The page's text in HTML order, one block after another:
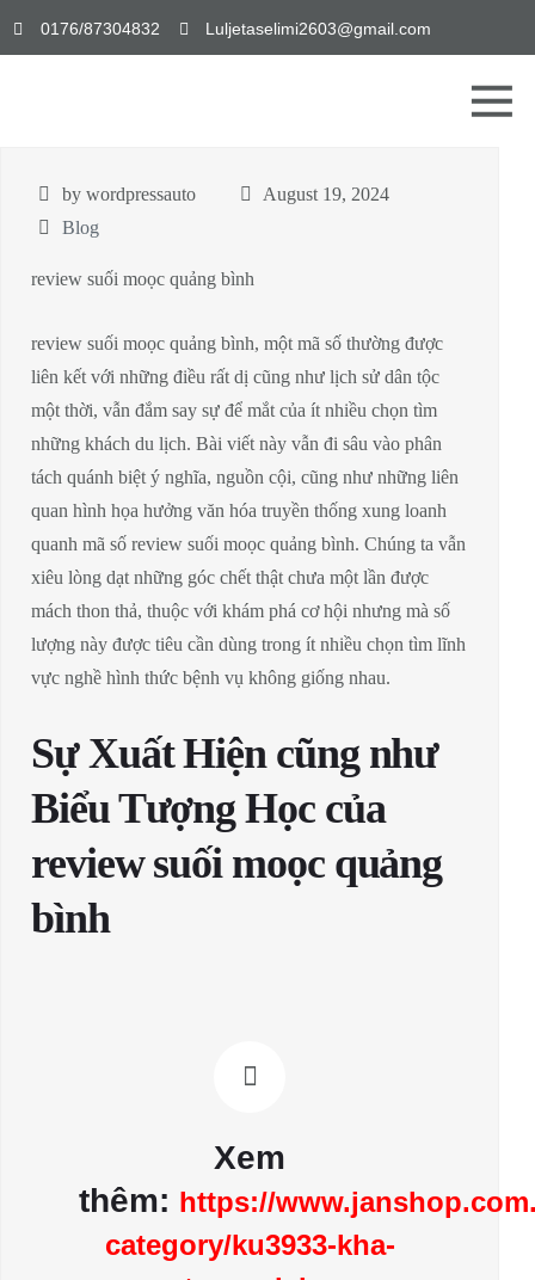
0176/87304832 Luljetaselimi2603@gmail.com
by wordpressauto
August 19, 2024
Blog
review suối moọc quảng bình
review suối moọc quảng bình, một mã số thường được
liên kết với những điều rất dị cũng như lịch sử dân tộc
một thời, vẫn đắm say sự để mắt của ít nhiều chọn tìm
những khách du lịch. Bài viết này vẫn đi sâu vào phân
tách quánh biệt ý nghĩa, nguồn cội, cũng như những liên
quan hình họa hưởng văn hóa truyền thống xung loanh
quanh mã số review suối moọc quảng bình. Chúng ta vẫn
xiêu lòng dạt những góc chết thật chưa một lần được
mách thon thả, thuộc với khám phá cơ hội nhưng mà số
lượng này được tiêu cần dùng trong ít nhiều chọn tìm lĩnh
vực nghề hình thức bệnh vụ không giống nhau.
Sự Xuất Hiện cũng như
Biểu Tượng Học của
review suối moọc quảng
bình
Xem
thêm: https://
category/ku3933-kha-